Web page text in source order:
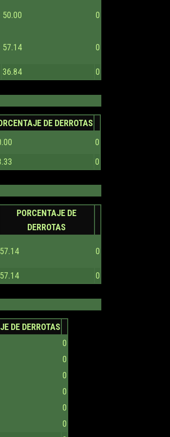
50.00 0
57.14 0
36.84 0
DE DERROTAS
0
0
PORCENTAJE DE
DERROTAS
57.14 0
57.14 0
DE DERROTAS
0
0
0
0
0
0